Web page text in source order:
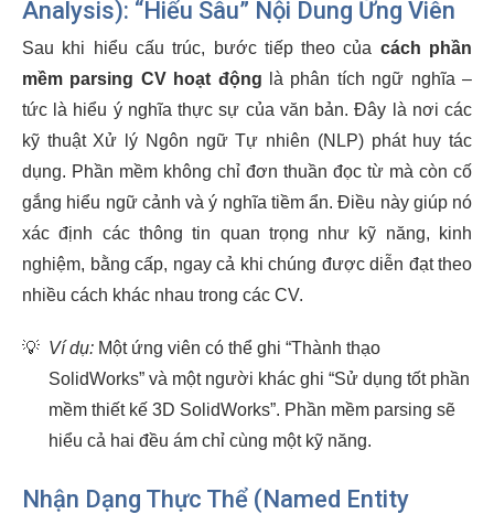
Analysis): “Hiểu Sâu” Nội Dung Ứng Viên
Sau khi hiểu cấu trúc, bước tiếp theo của cách phần
mềm parsing CV hoạt động là phân tích ngữ nghĩa –
tức là hiểu ý nghĩa thực sự của văn bản. Đây là nơi các
kỹ thuật Xử lý Ngôn ngữ Tự nhiên (NLP) phát huy tác
dụng. Phần mềm không chỉ đơn thuần đọc từ mà còn cố
gắng hiểu ngữ cảnh và ý nghĩa tiềm ẩn. Điều này giúp nó
xác định các thông tin quan trọng như kỹ năng, kinh
nghiệm, bằng cấp, ngay cả khi chúng được diễn đạt theo
nhiều cách khác nhau trong các CV.
💡 Ví dụ: Một ứng viên có thể ghi “Thành thạo
SolidWorks” và một người khác ghi “Sử dụng tốt phần
mềm thiết kế 3D SolidWorks”. Phần mềm parsing sẽ
hiểu cả hai đều ám chỉ cùng một kỹ năng.
Nhận Dạng Thực Thể (Named Entity